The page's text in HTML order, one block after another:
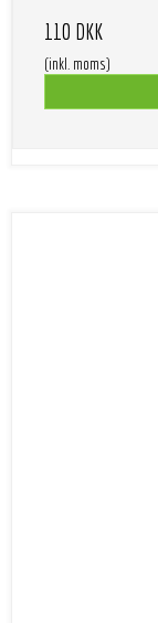
110 DKK
(inkl. moms)